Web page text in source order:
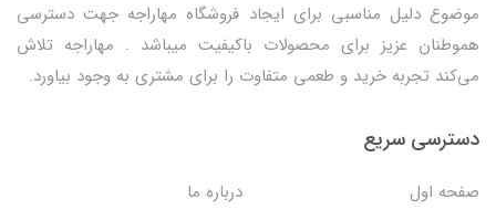
موضوع دلیل مناسبی برای ایجاد فروشگاه مهاراجه جهت دسترسی
هموطنان عزیز برای محصولات باکیفیت میباشد . مهاراجه تلاش
می‌کند تجربه خرید و طعمی متفاوت را برای مشتری به وجود بیاورد.
دسترسی سریع
صفحه اول
درباره ما